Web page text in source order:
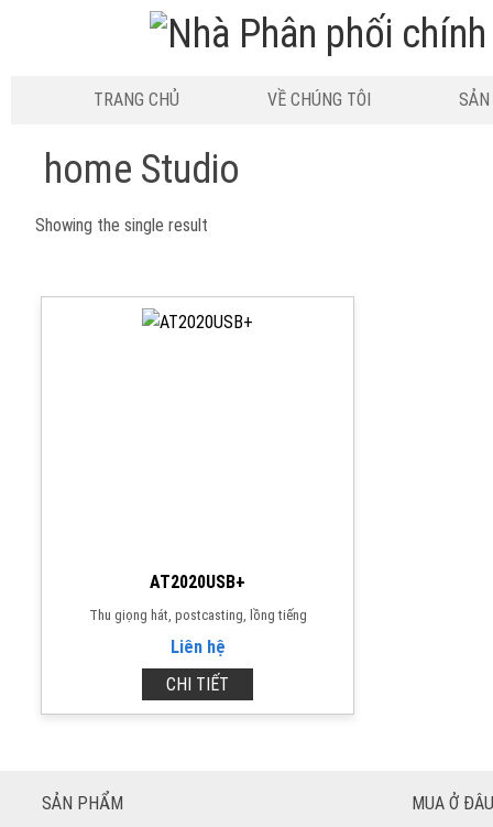
TRANG CHỦ VỀ CHÚNG TÔI
home Studio
Showing the single result
AT2020USB+
Thu giọng hát, postcasting, lồng tiếng
Liên hệ
CHI TIẾT
SẢN PHẨM MUA Ở